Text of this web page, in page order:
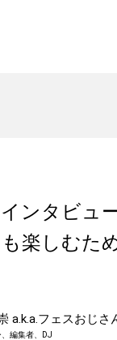
インタビュ
楽しむた
a.k.a.フェスおじさ
、編集者、DJ